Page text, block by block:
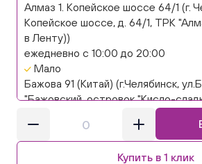
Алмаз 1. Копейское шоссе 64/1 (г.
Копейское шоссе, д. 64/1, ТРК
в Ленту))
ежедневно с 10:00 до 20:00
Мало
Бажова 91 (Китай) (г.Челябинск,
"Бажовский, островок "Кисло-
ежедневно с 10:00 до 20:00
В наличии
Бажова 91 Цветы (г. Челябинск,
Купить в 1 клик